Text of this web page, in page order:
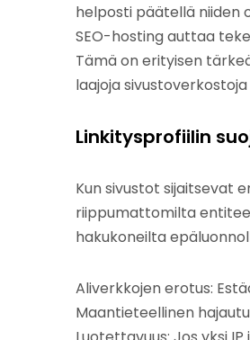
helposti päätellä niiden
SEO-hosting auttaa
Tämä on erityisen
laajoja
Linkitysprofiilin
Kun sivustot sijaitsevat
riippumattomilta
hakukoneilta
Aliverkkojen erotus:
Maantieteellinen